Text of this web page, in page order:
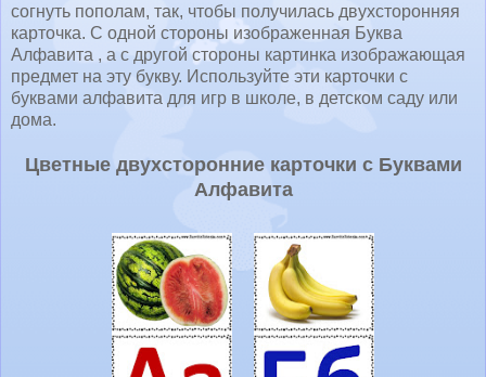
согнуть пополам, так, чтобы получилась двухсторонняя
карточка. С одной стороны изображенная Буква
Алфавита , а с другой стороны картинка изображающая
предмет на эту букву. Используйте эти карточки с
буквами алфавита для игр в школе, в детском саду или
дома.
Цветные двухсторонние карточки с Буквами
Алфавита